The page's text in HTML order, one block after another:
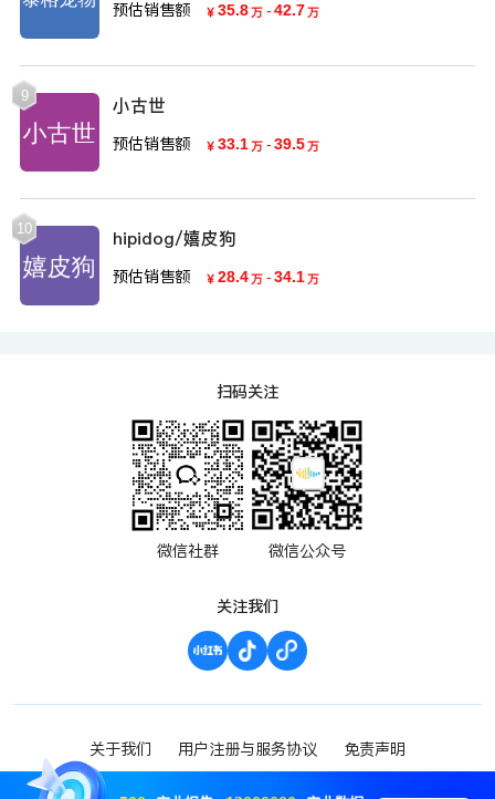
预估销售额 ￥ 35.8万 - 42.7万
9 小古世
预估销售额 ￥ 33.1万 - 39.5万
10 hipidog/嬉皮狗
预估销售额 ￥ 28.4万 - 34.1万
扫码关注
微信社群 微信公众号
关注我们
关于我们 用户注册与服务协议 免责声明